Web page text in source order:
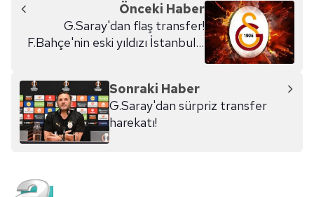
Önceki Haber
G.Saray'dan flaş transfer!
F.Bahçe'nin eski yıldızı İstanbul'a
Sonraki Haber
G.Saray'dan sürpriz transfer
harekatı!